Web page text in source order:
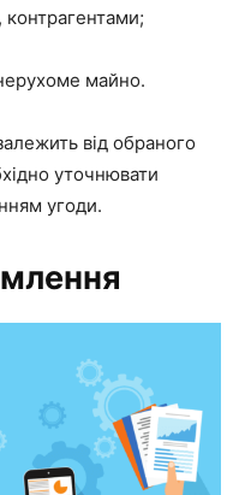
контрагентами;
майно.
від обраного
уточнювати
угоди.